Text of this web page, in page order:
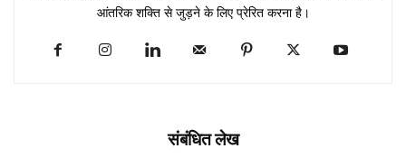
आंतरिक शक्ति से जुड़ने के लिए प्रेरित करना है।
संबंधित लेख